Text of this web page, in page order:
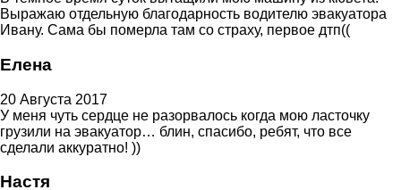
Выражаю отдельную благодарность водителю эвакуатора
Ивану. Сама бы померла там со страху, первое дтп((
Елена
20 Августа 2017
У меня чуть сердце не разорвалось когда мою ласточку
грузили на эвакуатор… блин, спасибо, ребят, что все
сделали аккуратно! ))
Настя